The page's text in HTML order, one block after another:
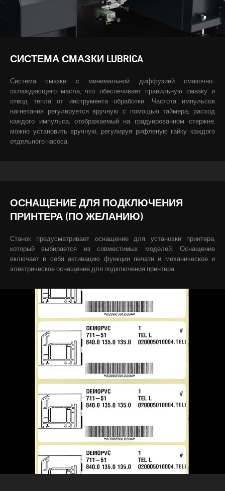
СИСТЕМА СМАЗКИ LUBRICA
Система смазки с минимальной диффузией смазочно-
охлаждающего масла, что обеспечивает правильную смазку и
отвод тепла от инструмента обработки. Частота импульсов
нагнетания регулируется вручную с помощью таймера; расход
каждого импульса, отображаемый на градуированном стержне,
можно установить вручную, регулируя рифленую гайку каждого
отдельного насоса.
ОСНАЩЕНИЕ ДЛЯ ПОДКЛЮЧЕНИЯ
ПРИНТЕРА (ПО ЖЕЛАНИЮ)
Станок предусматривает оснащение для установки принтера,
который выбирается из совместимых моделей. Оснащение
включает в себя активацию функции печати и механическое и
электрическое оснащение для подключения принтера.